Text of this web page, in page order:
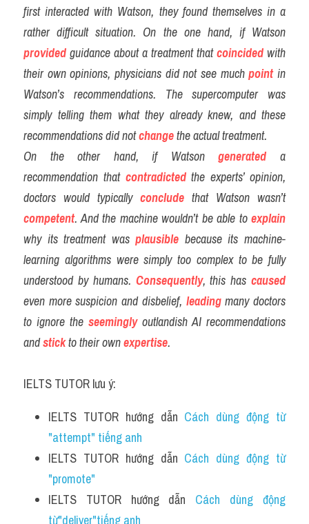
first interacted with Watson, they found themselves in a
provided guidance about a treatment that coincided with
their own opinions, physicians did not see much point in
Watson’s recommendations. The supercomputer was
simply telling them what they already knew, and these
recommendations did notchange the actual treatment.
On the other hand, if Watson
generated
a
recommendation that contradicted the experts’ opinion,
doctors would typically conclude
that Watson wasn’t
competent. And the machine wouldn’t be able to explain
why its treatment was plausible because its machine-
learning algorithms were simply too complex to be fully
understood by humans. Consequently, this has caused
even more suspicion and disbelief, leading many doctors
to ignore the seemingly outlandish AI recommendations
andstick to their own expertise.
IELTS TUTOR lưu ý:
IELTS TUTOR hướng dẫn Cách dùng động từ
"attempt" tiếng anh
IELTS TUTOR hướng dẫn Cách dùng động từ
"promote"
IELTS TUTOR hướng dẫn Cách dùng động
từ"deliver"tiếng anh